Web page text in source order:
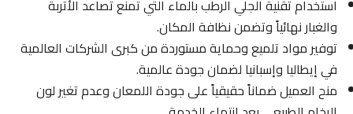
استخدام تقنية الجلي الرطب بالماء التي تمنع تصاعد الأتربة
والغبار نهائياً وتضمن نظافة المكان.
توفير مواد تلميع وحماية مستوردة من كبرى الشركات العالمية
في إيطاليا وإسبانيا لضمان جودة عالمية.
منح العميل ضماناً حقيقياً على جودة اللمعان وعدم تغير لون